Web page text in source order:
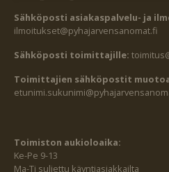
Sähköposti asiakaspalvelu- ja
ilmoitukset@pyhajarvensanomat.fi
Sähköposti toimittajille:
Toimittajien sähköpostit
Toimiston aukioloaika:
Ke-Pe 9-13
Ma-Ti suljettu käyntiasiakkailta